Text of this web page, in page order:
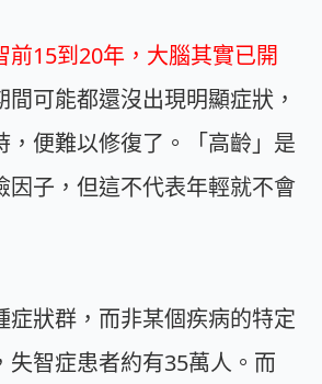
前15到20年，大腦其實已開
間可能都還沒出現明顯症狀，
，便難以修復了。「高齡」是
因子，但這不代表年輕就不會
症狀群，而非某個疾病的特定
失智症患者約有35萬人。而